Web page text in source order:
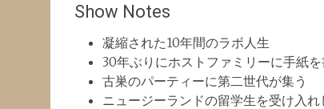
Show Notes
凝縮された10年間のラボ人生
30年ぶりにホストファミリーに手紙を
古巣のパーティーに第二世代が集う
ニュージーランドの留学生を受け入れ